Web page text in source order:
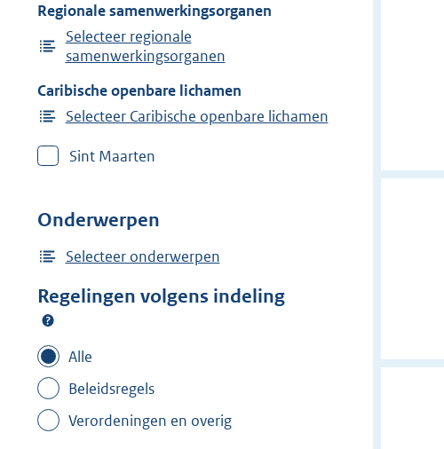
Regionale samenwerkingsorganen
Selecteer regionale
samenwerkingsorganen
Caribische openbare lichamen
Selecteer Caribische openbare lichamen
Sint Maarten
Onderwerpen
Selecteer onderwerpen
Regelingen volgens indeling
Alle
Beleidsregels
Verordeningen en overig